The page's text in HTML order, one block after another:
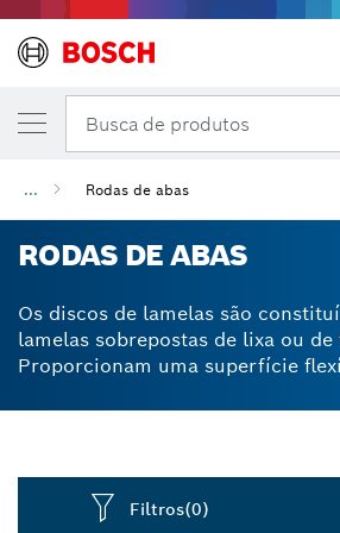
Busca de produtos
... Rodas de abas
RODAS DE ABAS
Os discos de lamelas são
lamelas sobrepostas de lixa ou
Proporcionam uma superfície
material da superfície em
discos de aba têm um
compatível com as buchas de
Filtros(0)